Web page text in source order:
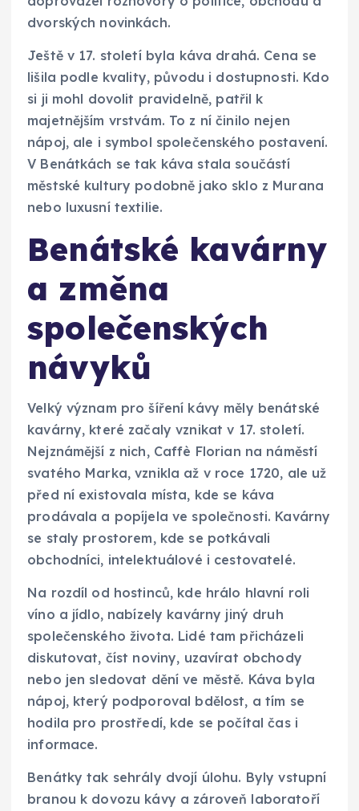
dvorských novinkách.
Ještě v 17. století byla káva drahá. Cena se
lišila podle kvality, původu i dostupnosti. Kdo
si ji mohl dovolit pravidelně, patřil k
majetnějším vrstvám. To z ní činilo nejen
nápoj, ale i symbol společenského postavení.
V Benátkách se tak káva stala součástí
městské kultury podobně jako sklo z Murana
nebo luxusní textilie.
Benátské kavárny
a změna
společenských
návyků
Velký význam pro šíření kávy měly benátské
kavárny, které začaly vznikat v 17. století.
Nejznámější z nich, Caffè Florian na náměstí
svatého Marka, vznikla až v roce 1720, ale už
před ní existovala místa, kde se káva
prodávala a popíjela ve společnosti. Kavárny
se staly prostorem, kde se potkávali
obchodníci, intelektuálové i cestovatelé.
Na rozdíl od hostinců, kde hrálo hlavní roli
víno a jídlo, nabízely kavárny jiný druh
společenského života. Lidé tam přicházeli
diskutovat, číst noviny, uzavírat obchody
nebo jen sledovat dění ve městě. Káva byla
nápoj, který podporoval bdělost, a tím se
hodila pro prostředí, kde se počítal čas i
informace.
Benátky tak sehrály dvojí úlohu. Byly vstupní
branou k dovozu kávy a zároveň laboratoří